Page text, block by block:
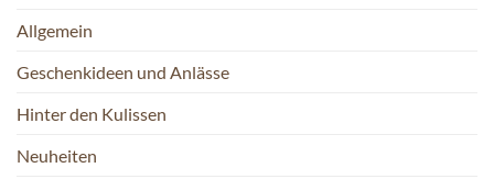
Allgemein
Geschenkideen und Anlässe
Hinter den Kulissen
Neuheiten